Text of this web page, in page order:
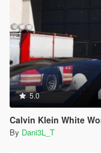
5.0
Calvin Klein White
By Dani3L_T